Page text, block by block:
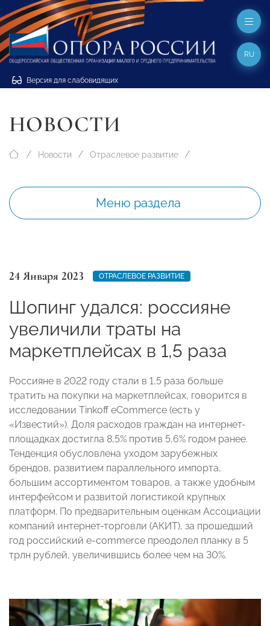
Версия для слабовидящих
RU
НОВОСТИ
Новости Отраслевое развитие
Меню раздела
24 Января 2023 ОТРАСЛЕВОЕ РАЗВИТИЕ
Шопинг удался: россияне
увеличили траты на
маркетплейсах в 1,5 раза
Россияне в 2022 году стали в 1,5 раза больше
тратить на покупки на маркетплейсах, говорится в
исследовании Tinkoff eCommerce (есть у
«Известий»). Доля расходов граждан на интернет-
площадках достигла 8,5% против 5,6% годом ранее.
Тенденция обусловлена уходом зарубежных
брендов, развитием параллельного импорта,
большим ассортиментом товаров, а также удобным
интерфейсом и развитой логистикой крупных
платформ. По предварительным оценкам Ассоциации
компаний интернет-торговли (АКИТ), за прошедший
год российский e-commerce преодолел планку в 5
трлн рублей, увеличившись более чем на 30%.